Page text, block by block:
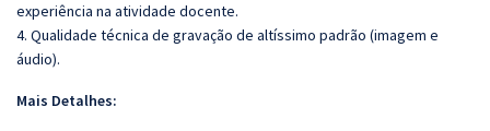
experiência na atividade docente.
4. Qualidade técnica de gravação de altíssimo padrão (imagem e
áudio).
Mais Detalhes: